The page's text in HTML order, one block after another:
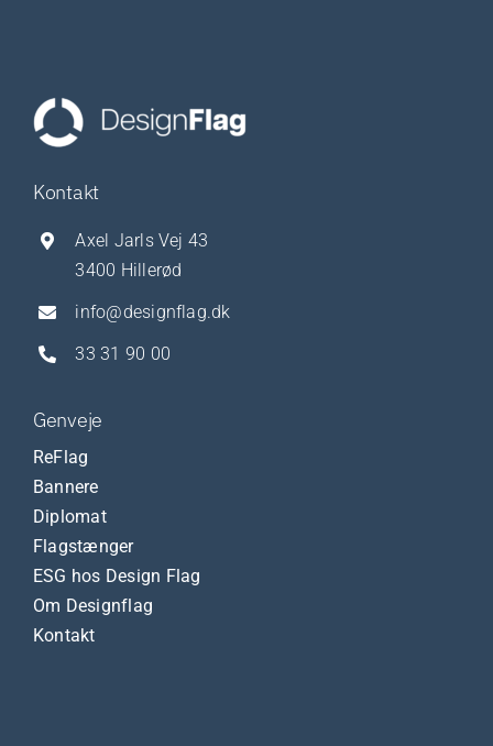
Kontakt
Axel Jarls Vej 43
3400 Hillerød
info@designflag.dk
33 31 90 00
Genveje
ReFlag
Bannere
Diplomat
Flagstænger
ESG hos Design Flag
Om Designflag
Kontakt